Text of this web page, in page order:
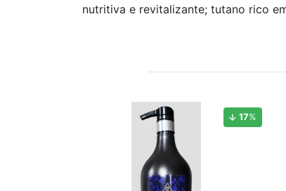
nutritiva e revitalizante; tutano rico
17%